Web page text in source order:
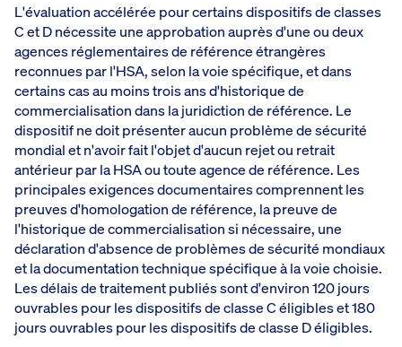
L'évaluation accélérée pour certains dispositifs de classes
C et D nécessite une approbation auprès d'une ou deux
agences réglementaires de référence étrangères
reconnues par l'HSA, selon la voie spécifique, et dans
certains cas au moins trois ans d'historique de
commercialisation dans la juridiction de référence. Le
dispositif ne doit présenter aucun problème de sécurité
mondial et n'avoir fait l'objet d'aucun rejet ou retrait
antérieur par la HSA ou toute agence de référence. Les
principales exigences documentaires comprennent les
preuves d'homologation de référence, la preuve de
l'historique de commercialisation si nécessaire, une
déclaration d'absence de problèmes de sécurité mondiaux
et la documentation technique spécifique à la voie choisie.
Les délais de traitement publiés sont d'environ 120 jours
ouvrables pour les dispositifs de classe C éligibles et 180
jours ouvrables pour les dispositifs de classe D éligibles.